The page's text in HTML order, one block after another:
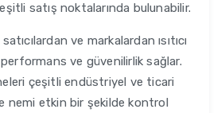
satış noktalarında bulunabilir.
ve markalardan ısıtıcı
ve güvenilirlik sağlar.
çeşitli endüstriyel ve ticari
nemi etkin bir şekilde kontrol